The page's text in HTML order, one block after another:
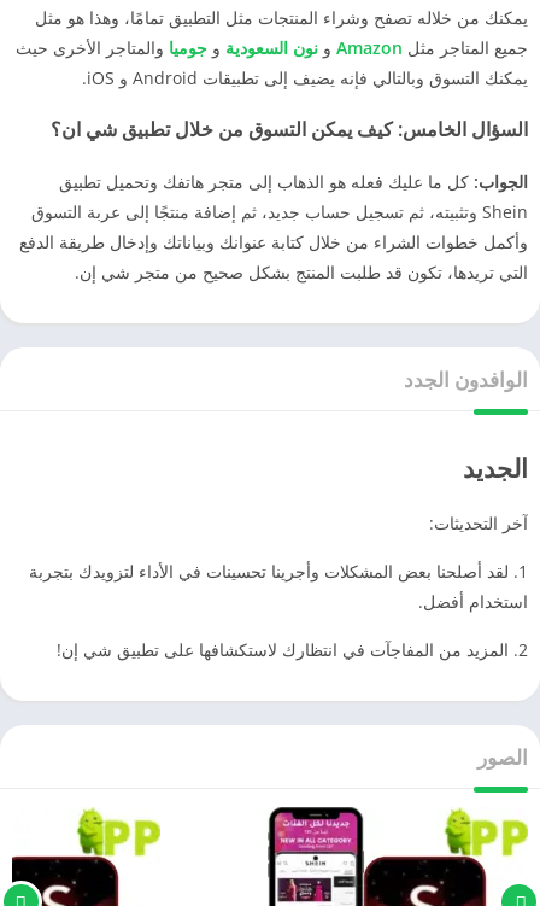
يمكنك من خلاله تصفح وشراء المنتجات مثل التطبيق تمامًا، وهذا هو مثل
جميع المتاجر مثل Amazon و نون السعودية و جوميا والمتاجر الأخرى حيث
يمكنك التسوق وبالتالي فإنه يضيف إلى تطبيقات Android و iOS.
السؤال الخامس:كيف يمكن التسوق من خلال تطبيق شي ان؟
الجواب: كل ما عليك فعله هو الذهاب إلى متجر هاتفك وتحميل تطبيق
Shein وتثبيته، ثم تسجيل حساب جديد، ثم إضافة منتجًا إلى عربة التسوق
وأكمل خطوات الشراء من خلال كتابة عنوانك وبياناتك وإدخال طريقة الدفع
التي تريدها، تكون قد طلبت المنتج بشكل صحيح من متجر شي إن.
الوافدون الجدد
الجديد
آخر التحديثات:
1. لقد أصلحنا بعض المشكلات وأجرينا تحسينات في الأداء لتزويدك بتجربة
استخدام أفضل.
2. المزيد من المفاجآت في انتظارك لاستكشافها على تطبيق شي إن!
الصور